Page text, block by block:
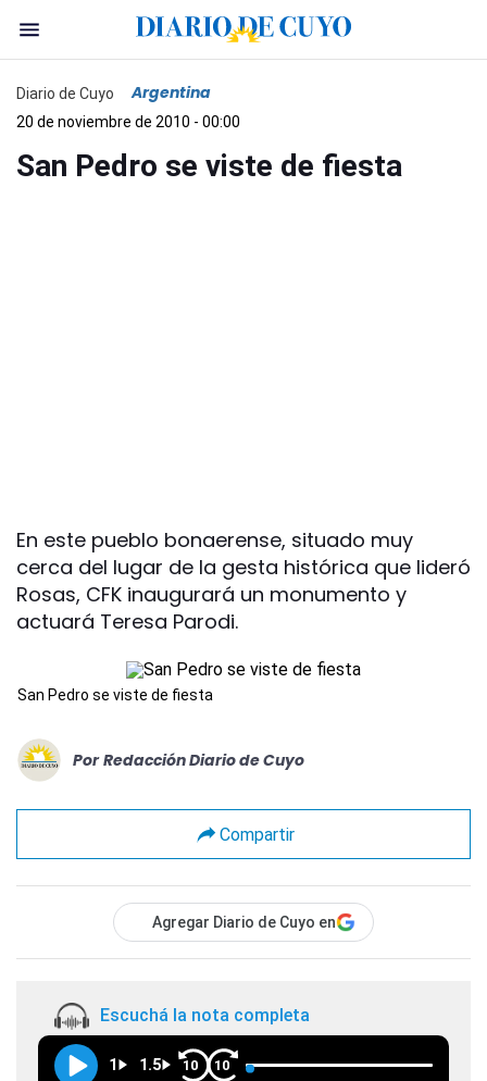
Diario de Cuyo Argentina
20 de noviembre de 2010 - 00:00
San Pedro se viste de fiesta
En este pueblo bonaerense, situado muy
cerca del lugar de la gesta histórica que lideró
Rosas, CFK inaugurará un monumento y
actuará Teresa Parodi.
San Pedro se viste de fiesta
Por Redacción Diario de Cuyo
Compartir
Agregar Diario de Cuyo en
Escuchá la nota completa
1 1.5 10 10